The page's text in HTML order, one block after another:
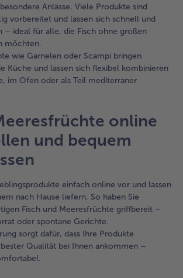
Anlässe. Viele Produkte sind
vorbereitet und lassen sich schnell und
– ideal für alle, die Fisch ohne großen
möchten.
wie Garnelen oder Scampi bringen
Küche und lassen sich flexibel kombinieren
im Ofen oder als Teil mediterraner
online
und bequem
einfach online vor und lassen
nach Hause liefern. So haben Sie
Fisch und Meeresfrüchte griffbereit –
oder spontane Gerichte.
sorgt dafür, dass Ihre Produkte
Qualität bei Ihnen ankommen –